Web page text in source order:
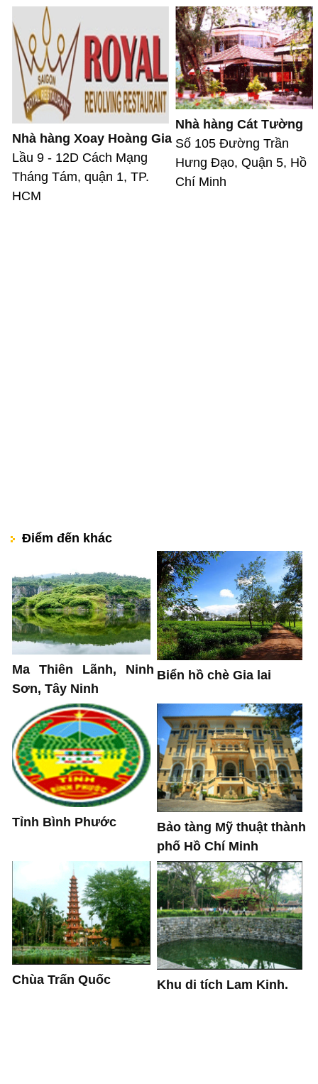
Nhà hàng Xoay Hoàng Gia
Lầu 9 - 12D Cách Mạng
Tháng Tám, quận 1, TP.
HCM
Nhà hàng Cát Tường
Số 105 Đường Trần
Hưng Đạo, Quận 5, Hồ
Chí Minh
Điểm đến khác
Ma Thiên Lãnh, Ninh
Sơn, Tây Ninh
Biển hồ chè Gia lai
Tỉnh Bình Phước
Bảo tàng Mỹ thuật thành
phố Hồ Chí Minh
Chùa Trấn Quốc Khu di tích Lam Kinh.